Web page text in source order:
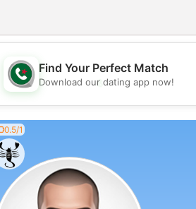
💖
Find Your Perfect Match
Download our dating app now!
0.5/1